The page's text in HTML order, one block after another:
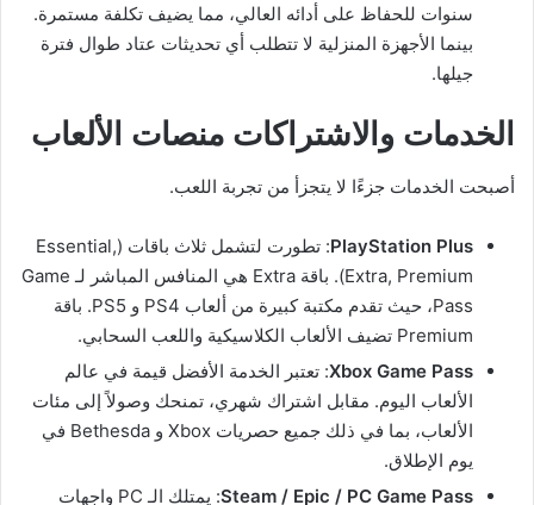
سنوات للحفاظ على أدائه العالي، مما يضيف تكلفة مستمرة.
بينما الأجهزة المنزلية لا تتطلب أي تحديثات عتاد طوال فترة
جيلها.
الخدمات والاشتراكات منصات الألعاب
أصبحت الخدمات جزءًا لا يتجزأ من تجربة اللعب.
PlayStation Plus
: تطورت لتشمل ثلاث باقات (Essential,
Extra, Premium). باقة Extra هي المنافس المباشر لـ Game
Pass، حيث تقدم مكتبة كبيرة من ألعاب PS4 و PS5. باقة
Premium تضيف الألعاب الكلاسيكية واللعب السحابي.
Xbox Game Pass: تعتبر الخدمة الأفضل قيمة في عالم
الألعاب اليوم. مقابل اشتراك شهري، تمنحك وصولاً إلى مئات
الألعاب، بما في ذلك جميع حصريات Xbox و Bethesda في
يوم الإطلاق.
Steam / Epic / PC Game Pass
: يمتلك الـ PC واجهات